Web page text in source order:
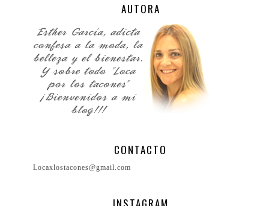
AUTORA
CONTACTO
Locaxlostacones@gmail.com